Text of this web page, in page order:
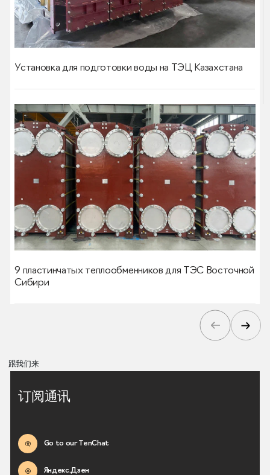
Установка для подготовки воды на ТЭЦ Казахстана
9 пластинчатых теплообменников для ТЭС Восточной
Сибири
跟我们来
订阅通讯
Go to our TenChat
Яндекс.Дзен